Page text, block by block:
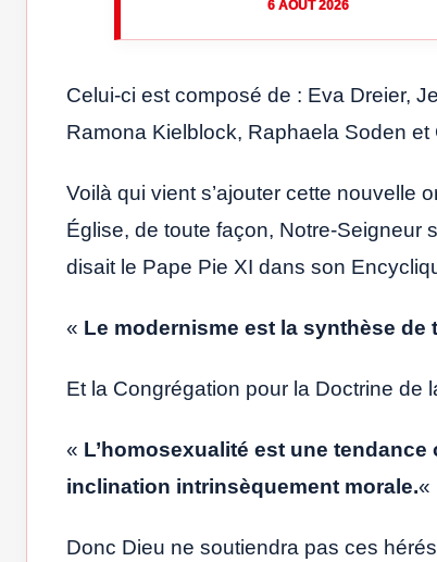
6 AOÛT 2026
Celui-ci est composé de : Eva Dreier,
Ramona Kielblock, Raphaela Soden et
Voilà qui vient s’ajouter cette nouvelle
Église, de toute façon, Notre-Seigneur
disait le Pape Pie XI dans son
« Le modernisme est la synthèse de
Et la Congrégation pour la Doctrine de
« L’homosexualité est une
inclination intrinsèquement morale.«
Donc Dieu ne soutiendra pas ces